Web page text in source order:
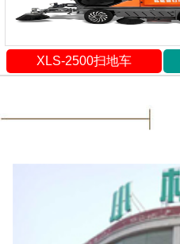
XLS-2500扫地车